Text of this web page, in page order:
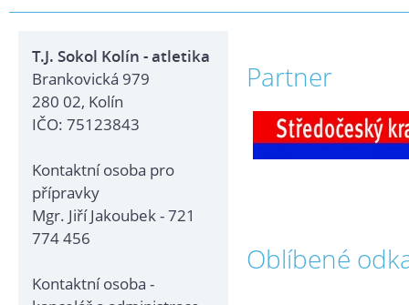
T.J. Sokol Kolín - atletika
Brankovická 979
280 02, Kolín
IČO: 75123843
Kontaktní osoba pro
přípravky
Mgr. Jiří Jakoubek - 721
774 456
Kontaktní osoba -
Partner
Oblíbené